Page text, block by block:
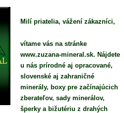
Milí priatelia, vážení zákazníci,
vítame vás na stránke
www.zuzana-mineral.sk. Nájdete
u nás prírodné aj opracované,
slovenské aj zahraničné
minerály, boxy pre začínajúcich
zberateľov, sady minerálov,
šperky a bižutériu z drahých